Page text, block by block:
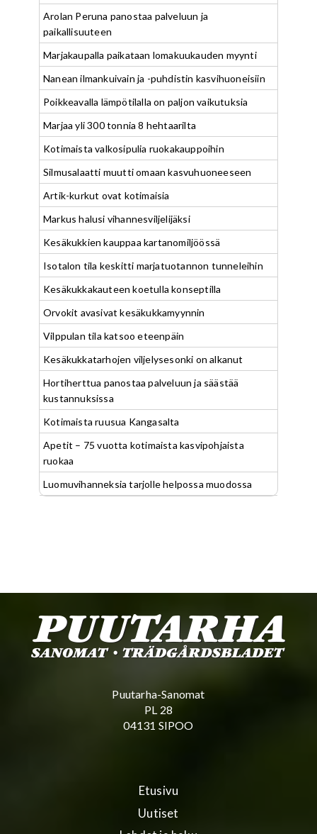
Arolan Peruna panostaa palveluun ja
paikallisuuteen
Marjakaupalla paikataan lomakuukauden myynti
Nanean ilmankuivain ja -puhdistin kasvihuoneisiin
Poikkeavalla lämpötilalla on paljon vaikutuksia
Marjaa yli 300 tonnia 8 hehtaarilta
Kotimaista valkosipulia ruokakauppoihin
Silmusalaatti muutti omaan kasvuhuoneeseen
Artik-kurkut ovat kotimaisia
Markus halusi vihannesviljelijäksi
Kesäkukkien kauppaa kartanomiljöössä
Isotalon tila keskitti marjatuotannon tunneleihin
Kesäkukkakauteen koetulla konseptilla
Orvokit avasivat kesäkukkamyynnin
Vilppulan tila katsoo eteenpäin
Kesäkukkatarhojen viljelysesonki on alkanut
Hortiherttua panostaa palveluun ja säästää
kustannuksissa
Kotimaista ruusua Kangasalta
Apetit – 75 vuotta kotimaista kasvipohjaista
ruokaa
Luomuvihanneksia tarjolle helpossa muodossa
Puutarha-Sanomat
PL 28
04131 SIPOO
Etusivu
Uutiset